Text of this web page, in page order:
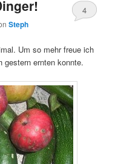
Steph
4
Um so mehr freue ich
gestern ernten konnte.